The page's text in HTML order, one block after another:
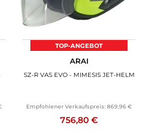
TOP-ANGEBOT
ARAI
SZ-R VAS EVO - MIMESIS JET-HELM
Empfohlener Verkaufspreis:869,96 €
756,80 €